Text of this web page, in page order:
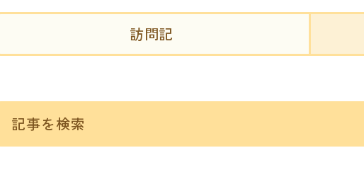
訪問記
記事を検索